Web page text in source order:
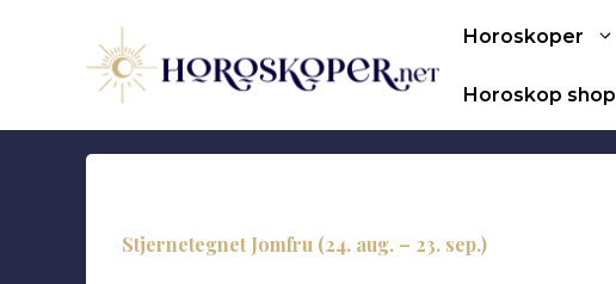
Horoskoper
Horoskop shop
Stjernetegnet Jomfru (24. aug. – 23. sep.)